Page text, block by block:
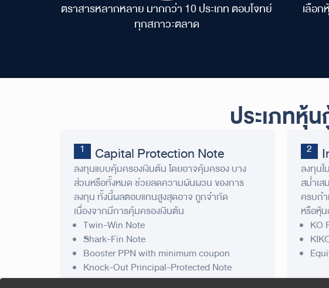
ตราสารหลากหลาย มากกว่า 10 ประเภท ตอบโจทย์
ทุกสภาวะตลาด
เลือก
ประเภทหุ้น
Capital Protection Note
ลงทุนแบบคุ้มครองเงินต้น โดยอาจคุ้มครอง บาง
ส่วนหรือทั้งหมด ช่วยลดความผันผวน ของการ
ลงทุน ทั้งนี้ผลตอบแทนสูงสุดอาจ ถูกจำกัด
เนื่องจากมีการคุ้มครองเงินต้น
Twin-Win Note
Shark-Fin Note
Booster PPN with minimum coupon
Knock-Out Principal-Protected Note
Bull Principal-Protected Note
ลงทุนใ
สม่ำเส
ครบกำ
หรือหุ้น
KO